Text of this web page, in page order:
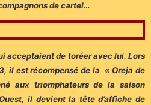
de cartel…
acceptaient de toréer avec lui. Lors
il est récompensé de la « Oreja de
aux triomphateurs de la saison
il devient la tête d’affiche de